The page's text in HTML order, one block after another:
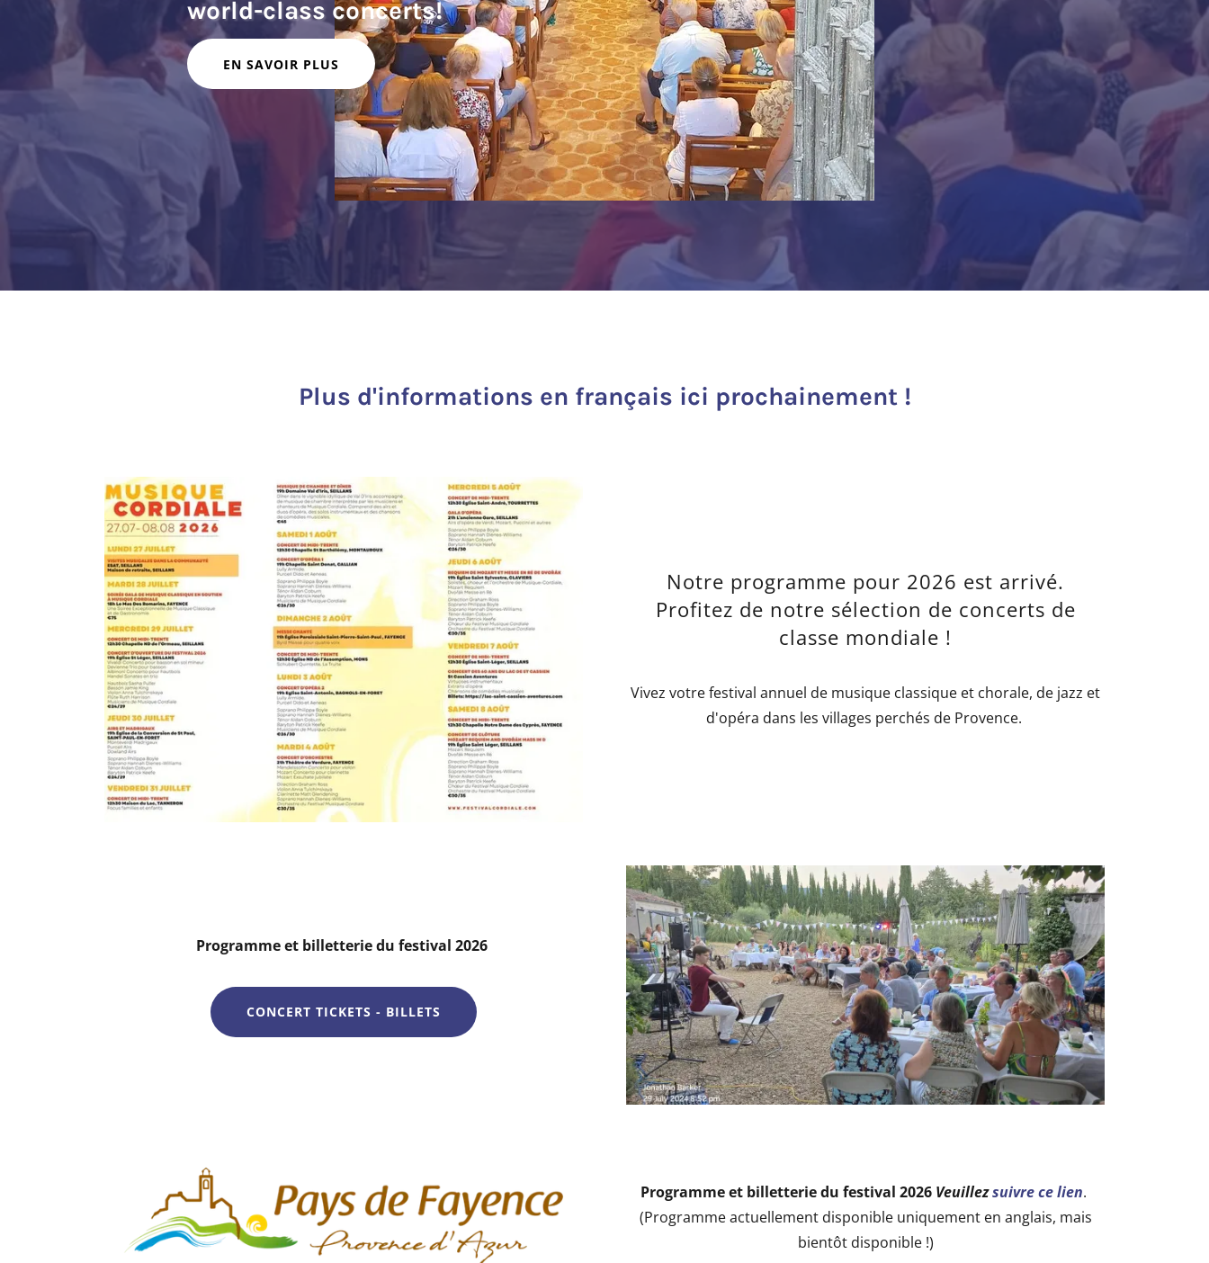
EN SAVOIR PLUS
Plus d'informations en français ici prochainement !
Notre programme pour 2026 est arrivé.
Profitez de notre sélection de concerts de
classe mondiale !
Vivez votre festival annuel de musique classique et chorale, de jazz et
d'opéra dans les villages perchés de Provence.
Programme et billetterie du festival 2026
CONCERT TICKETS - BILLETS
Programme et billetterie du festival 2026 Veuillezsuivre ce lien.
(Programme actuellement disponible uniquement en anglais, mais
bientôt disponible !)